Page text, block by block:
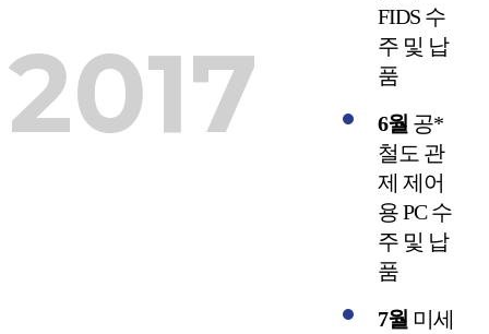
2017
FIDS 수
주 및 납
품
6월 공*
철도 관
제 제어
용 PC 수
주 및 납
품
7월 미세